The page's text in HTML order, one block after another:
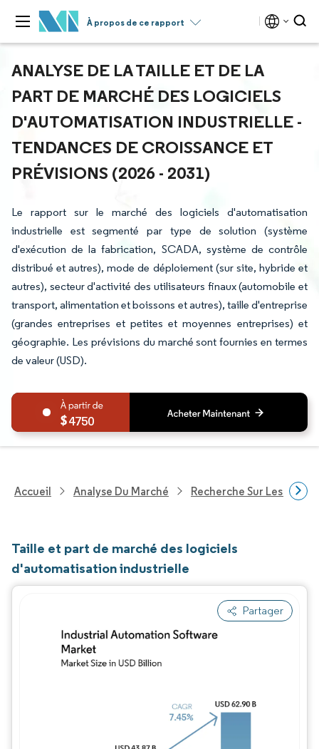
À propos de ce rapport
ANALYSE DE LA TAILLE ET DE LA
PART DE MARCHÉ DES LOGICIELS
D'AUTOMATISATION INDUSTRIELLE -
TENDANCES DE CROISSANCE ET
PRÉVISIONS (2026 - 2031)
Le rapport sur le marché des logiciels d'automatisation
industrielle est segmenté par type de solution (système
d'exécution de la fabrication, SCADA, système de contrôle
distribué et autres), mode de déploiement (sur site, hybride et
autres), secteur d'activité des utilisateurs finaux (automobile et
transport, alimentation et boissons et autres), taille d'entreprise
(grandes entreprises et petites et moyennes entreprises) et
géographie. Les prévisions du marché sont fournies en termes
de valeur (USD).
4750
Accueil Analyse Du Marché Recherche Sur Les
Taille et part de marché des logiciels
d'automatisation industrielle
Partager